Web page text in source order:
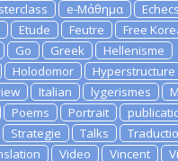
e-Μάθημα
Echecs
Etude Feutre
Free
Go Greek
Hellenisme
Holodomor
Hyperstructure
Italian lygerismes
Poems Portrait
Strategie Talks
Video Vincent